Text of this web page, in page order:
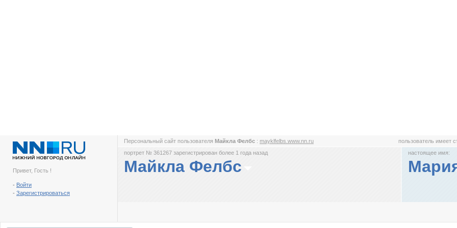
Привет, Гость !
- Войти
- Зарегистрироваться
Персональный сайт пользователя Майкла Фелбс : mayklfelbs.www.nn.ru пользователь имеет
портрет № 361267 зарегистрирован более 1 года назад
Майкла Фелбс
настоящее имя: